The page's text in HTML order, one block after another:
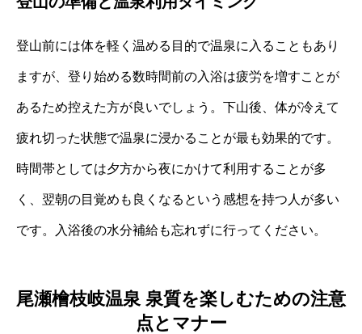
登山前には体を軽く温める目的で温泉に入ることもあり
ますが、登り始める数時間前の入浴は疲労を増すことが
あるため控えた方が良いでしょう。下山後、体が冷えて
疲れ切った状態で温泉に浸かることが最も効果的です。
時間帯としては夕方から夜にかけて利用することが多
く、翌朝の目覚めも良くなるという感想を持つ人が多い
です。入浴後の水分補給も忘れずに行ってください。
尾瀬檜枝岐温泉 泉質を楽しむための注意
点とマナー